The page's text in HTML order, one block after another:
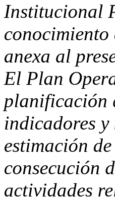
Institucional
conocimiento
anexa al
El Plan
planificación
indicadores
estimación
consecución
actividades